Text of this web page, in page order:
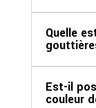
Quelle
Est-il
couleur